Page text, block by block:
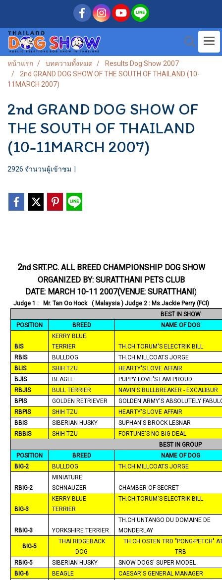
หน้าแรก บทความทั้งหมด
Results Dog Show 2007
2nd GRAND DOG SHOW OF THE SOUTH OF THAILAND (10-
11MARCH 2007)
2nd GRAND DOG SHOW OF
THE SOUTH OF THAILAND
(10-11MARCH 2007)
2926 จำนวนผู้เข้าชม
2nd SRT.P.C. ALL BREED CHAMPIONSHIP DOG SHOW
ORGANIZED BY: SURATTHANI PETS CLUB
DATE: MARCH 10-11 2007(VENUE: SURATTHANI)
Judge 1 : Mr. Tan Oo Hock ( Malaysia) Judge 2 : Ms.Jackie Perry (FCI)
BEST IN SHOW
POSITION
BREED NAME OF DOG
BIS
KERRY BLUE
TERRIER
TH.CH.TORUM'S ELECTRIK BILL
RBIS
BULLDOG
TH.CH.MILLCOATS JORGE
BLIS
SHIH TZU
HEARTY'S LOVE AFFAIR
BJIS
BEAGLE
PUPPY LOVE'S I AM PROUD
RBJIS
BULL TERRIER
NAVIN'S BULLBREAKER - EXCALIBUR
BPIS
GOLDEN RETRIEVER
GOLDEN ARMY'S ABSOLUTELY
RBPIS
SHIH TZU
HEARTY'S LOVE AFFAIR
BBIS
SIBERIAN HUSKY
SUPHAN'S BROCK LESNAR
RBBIS
SHIH TZU
FORTUNE'S NO BIG DEAL
BEST IN GROUP
POSITION
BREED
NAME OF DOG
BIG-2
BULLDOG TH.CH.MILLCOATS JORGE
RBIG-2
MINIATURE
SCHNAUZER
CHAMBER OF SECRET
BIG-3
KERRY BLUE
TERRIER
TH.CH.TORUM'S ELECTRIK BILL
RBIG-3 YORKSHIRE TERRIER
TH.CH.UNTANGO DU DOMAINE DE
MONDERLAY
BIG-5
THAI RIDGEBACK
DOG
TH.CH.OSTEN TRD "PONG-PETCH"
TRB
RBIG-5
SIBERIAN HUSKY
SNOW DOGS' SUPER MODEL
BIG-6
BEAGLE
CAESAR'S GENERAL MANAGER